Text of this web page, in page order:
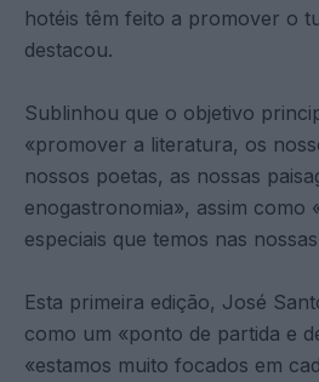
hotéis têm feito a promover o
destacou.
Sublinhou que o objetivo
«promover a literatura, os
nossos poetas, as nossas
enogastronomia», assim como
especiais que temos nas
Esta primeira edição, José
como um «ponto de partida e
«estamos muito focados em